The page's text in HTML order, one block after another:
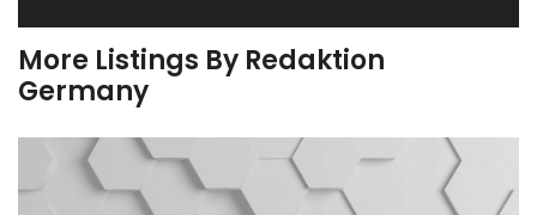
More Listings By Redaktion
Germany